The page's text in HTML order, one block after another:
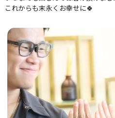
これからも末永くお幸せに🍀